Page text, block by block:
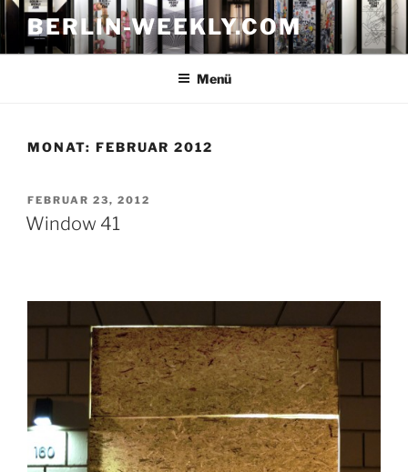
Zum
Inhalt
springen
BERLIN-WEEKLY.COM
Menü
MONAT: FEBRUAR 2012
VERÖFFENTLICHT
AM
FEBRUAR 23, 2012
Window 41